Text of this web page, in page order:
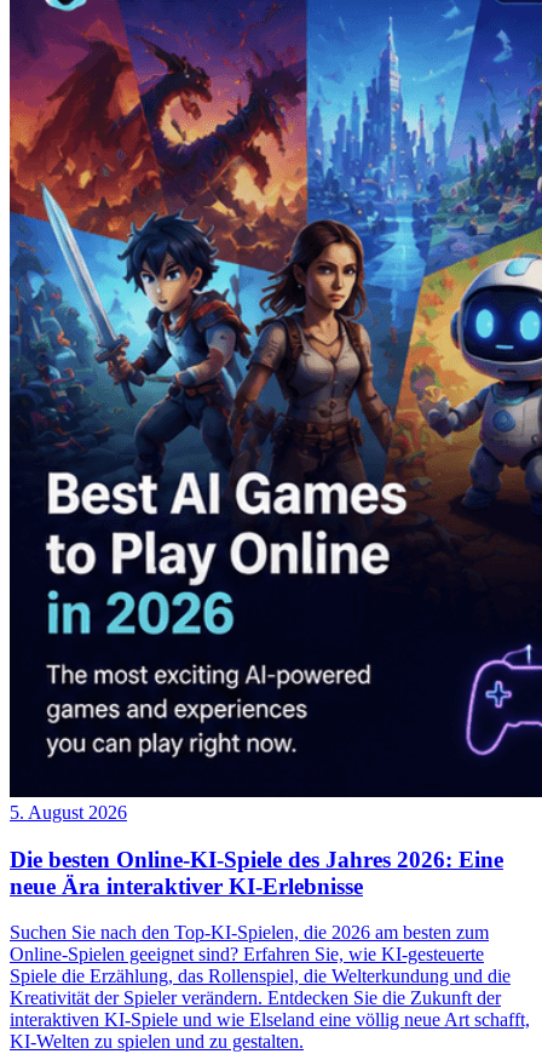
5. August 2026
Die besten Online-KI-Spiele des Jahres 2026: Eine
neue Ära interaktiver KI-Erlebnisse
Suchen Sie nach den Top-KI-Spielen, die 2026 am besten zum
Online-Spielen geeignet sind? Erfahren Sie, wie KI-gesteuerte
Spiele die Erzählung, das Rollenspiel, die Welterkundung und die
Kreativität der Spieler verändern. Entdecken Sie die Zukunft der
interaktiven KI-Spiele und wie Elseland eine völlig neue Art schafft,
KI-Welten zu spielen und zu gestalten.